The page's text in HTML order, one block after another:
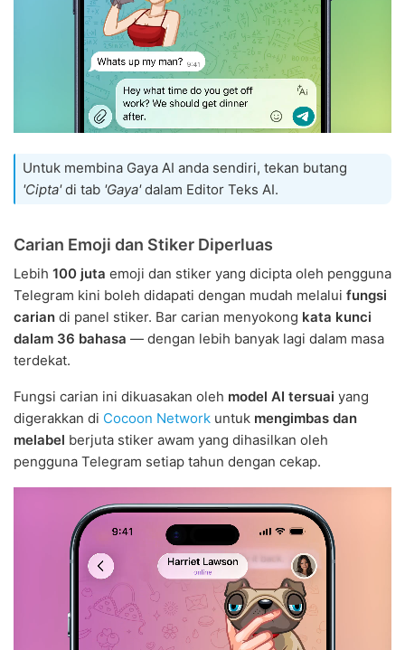
Untuk membina Gaya AI anda sendiri, tekan butang
'Cipta'di tab 'Gaya'dalam Editor Teks AI.
Carian Emoji dan Stiker Diperluas
Lebih 100 juta emoji dan stiker yang dicipta oleh pengguna
Telegram kini boleh didapati dengan mudah melalui fungsi
carian di panel stiker. Bar carian menyokong kata kunci
dalam 36 bahasa — dengan lebih banyak lagi dalam masa
terdekat.
Fungsi carian ini dikuasakan oleh model AI tersuai yang
digerakkan di Cocoon Network untuk mengimbas dan
melabel berjuta stiker awam yang dihasilkan oleh
pengguna Telegram setiap tahun dengan cekap.